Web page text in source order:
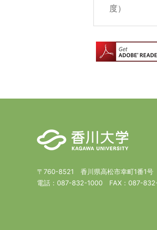
度）
〒760-8521 香川県高松市幸町1番1号
電話： 087-832-1000 FAX： 087-